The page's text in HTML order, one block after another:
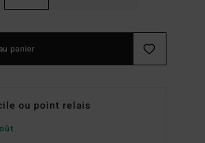
panier
ou point relais